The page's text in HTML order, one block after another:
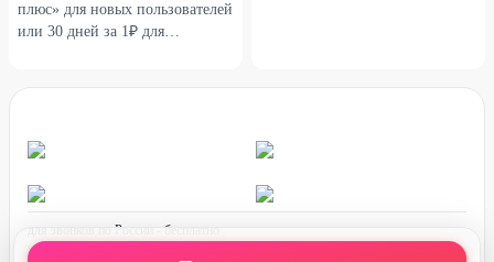
плюс» для новых пользователей
или 30 дней за 1₽ для
для звонков по России - бесплатно
график работы: